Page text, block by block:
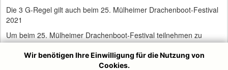
Die 3 G-Regel gilt auch beim 25. Mülheimer Drachenboot-Festival
2021
Um beim 25. Mülheimer Drachenboot-Festival teilnehmen zu
dürfen muss man die 3-G Regelung, genesen, geimpft oder
getestet vorweisen können. Der Corona-Schnelltest darf nicht älter
Wir benötigen Ihre Einwilligung für die Nutzung von
Cookies.